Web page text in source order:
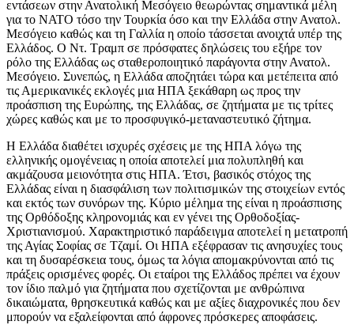
εντάσεων στην Ανατολική Μεσόγειο θεωρώντας σημαντικά μέλη
για το ΝΑΤΟ τόσο την Τουρκία όσο και την Ελλάδα στην Ανατολ.
Μεσόγειο καθώς και τη Γαλλία η οποίο τάσσεται ανοιχτά υπέρ της
Ελλάδος. Ο Ντ. Τραμπ σε πρόσφατες δηλώσεις του εξήρε τον
ρόλο της Ελλάδας ως σταθεροποιητικό παράγοντα στην Ανατολ.
Μεσόγειο. Συνεπώς, η Ελλάδα αποζητάει τώρα και μετέπειτα από
τις Αμερικανικές εκλογές μια ΗΠΑ ξεκάθαρη ως προς την
προάσπιση της Ευρώπης, της Ελλάδας, σε ζητήματα με τις τρίτες
χώρες καθώς και με το προσφυγικό-μεταναστευτικό ζήτημα.
Η Ελλάδα διαθέτει ισχυρές σχέσεις με της ΗΠΑ λόγω της
ελληνικής ομογένειας η οποία αποτελεί μια πολυπληθή και
ακμάζουσα μειονότητα στις ΗΠΑ. Έτσι, βασικός στόχος της
Ελλάδας είναι η διασφάλιση των πολιτισμικών της στοιχείων εντός
και εκτός των συνόρων της. Κύριο μέλημα της είναι η προάσπισης
της Ορθόδοξης κληρονομιάς και εν γένει της Ορθοδοξίας-
Χριστιανισμού. Χαρακτηριστικό παράδειγμα αποτελεί η μετατροπή
της Αγίας Σοφίας σε Τζαμί. Οι ΗΠΑ εξέφρασαν τις ανησυχίες τους
και τη δυσαρέσκεια τους, όμως τα λόγια απομακρύνονται από τις
πράξεις ορισμένες φορές. Οι εταίροι της Ελλάδος πρέπει να έχουν
τον ίδιο παλμό για ζητήματα που σχετίζονται με ανθρώπινα
δικαιώματα, θρησκευτικά καθώς και με αξίες διαχρονικές που δεν
μπορούν να εξαλείφονται από άφρονες πρόσκερες αποφάσεις.